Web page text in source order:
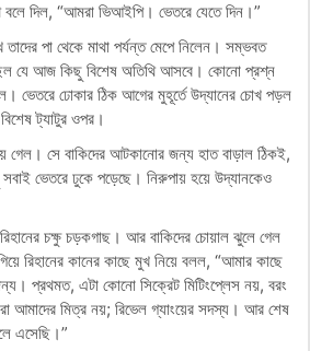
বলে দিল, “আমরা ভিআইপি। ভেতরে যেতে দিন।”
তাদের পা থেকে মাথা পর্যন্ত মেপে নিলেন। সম্ভবত
যে আজ কিছু বিশেষ অতিথি আসবে। কোনো প্রশ্ন
ভেতরে ঢোকার ঠিক আগের মুহূর্তে উদ্যানের চোখ পড়ল
ট্যাটুর ওপর।
গেল। সে বাকিদের আটকানোর জন্য হাত বাড়াল ঠিকই,
সবাই ভেতরে ঢুকে পড়েছে। নিরুপায় হয়ে উদ্যানকেও
চক্ষু চড়কগাছ। আর বাকিদের চোয়াল ঝুলে গেল
রিহানের কানের কাছে মুখ নিয়ে বলল, “আমার কাছে
প্রথমত, এটা কোনো সিক্রেট মিটিংপ্লেস নয়, বরং
আমাদের মিত্র নয়; রিভেল গ্যাংয়ের সদস্য। আর শেষ
এসেছি।”